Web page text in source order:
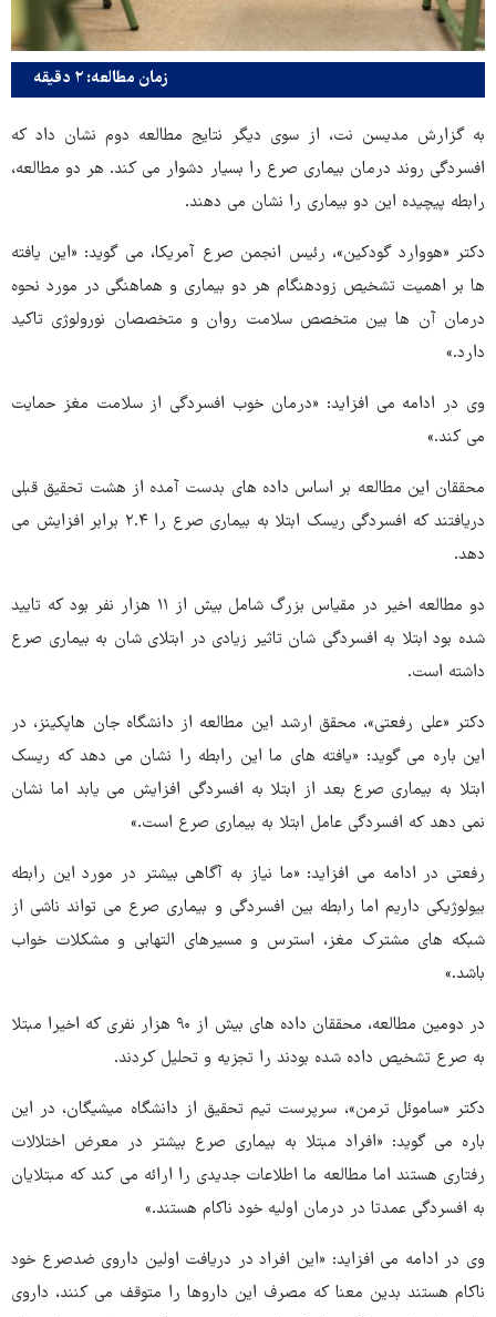
زمان مطالعه: ۲ دقیقه
به گزارش مدیسن نت، از سوی دیگر نتایج مطالعه دوم نشان داد که
افسردگی روند درمان بیماری صرع را بسیار دشوار می کند. هر دو مطالعه،
رابطه پیچیده این دو بیماری را نشان می دهند.
دکتر «هووارد گودکین»، رئیس انجمن صرع آمریکا، می گوید: «این یافته
ها بر اهمیت تشخیص زودهنگام هر دو بیماری و هماهنگی در مورد نحوه
درمان آن ها بین متخصص سلامت روان و متخصصان نورولوژی تاکید
دارد.»
وی در ادامه می افزاید: «درمان خوب افسردگی از سلامت مغز حمایت
می کند.»
محققان این مطالعه بر اساس داده های بدست آمده از هشت تحقیق قبلی
دریافتند که افسردگی ریسک ابتلا به بیماری صرع را ۲.۴ برابر افزایش می
دهد.
دو مطالعه اخیر در مقیاس بزرگ شامل بیش از ۱۱ هزار نفر بود که تایید
شده بود ابتلا به افسردگی شان تاثیر زیادی در ابتلای شان به بیماری صرع
داشته است.
دکتر «علی رفعتی»، محقق ارشد این مطالعه از دانشگاه جان هاپکینز، در
این باره می گوید: «یافته های ما این رابطه را نشان می دهد که ریسک
ابتلا به بیماری صرع بعد از ابتلا به افسردگی افزایش می یابد اما نشان
نمی دهد که افسردگی عامل ابتلا به بیماری صرع است.»
رفعتی در ادامه می افزاید: «ما نیاز به آگاهی بیشتر در مورد این رابطه
بیولوژیکی داریم اما رابطه بین افسردگی و بیماری صرع می تواند ناشی از
شبکه های مشترک مغز، استرس و مسیرهای التهابی و مشکلات خواب
باشد.»
در دومین مطالعه، محققان داده های بیش از ۹۰ هزار نفری که اخیرا مبتلا
به صرع تشخیص داده شده بودند را تجزیه و تحلیل کردند.
دکتر «ساموئل ترمن»، سرپرست تیم تحقیق از دانشگاه میشیگان، در این
باره می گوید: «افراد مبتلا به بیماری صرع بیشتر در معرض اختلالات
رفتاری هستند اما مطالعه ما اطلاعات جدیدی را ارائه می کند که مبتلایان
به افسردگی عمدتا در درمان اولیه خود ناکام هستند.»
وی در ادامه می افزاید: «این افراد در دریافت اولین داروی ضدصرع خود
ناکام هستند بدین معنا که مصرف این داروها را متوقف می کنند، داروی